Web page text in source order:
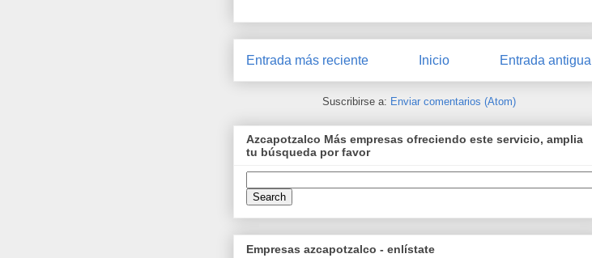
Entrada más reciente Entrada antigua
Inicio
Suscribirse a: Enviar comentarios (Atom)
Azcapotzalco Más empresas ofreciendo este servicio, amplia
tu búsqueda por favor
Empresas azcapotzalco - enlístate